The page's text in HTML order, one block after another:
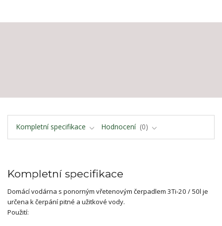
Kompletní specifikace Hodnocení 0
Kompletní specifikace
Domácí vodárna s ponorným vřetenovým čerpadlem 3Ti-20 / 50l je
určena k čerpání pitné a užitkové vody.
Použití: